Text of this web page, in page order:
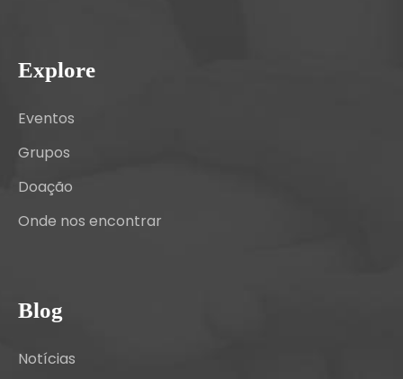
Explore
Eventos
Grupos
Doação
Onde nos encontrar
Blog
Notícias